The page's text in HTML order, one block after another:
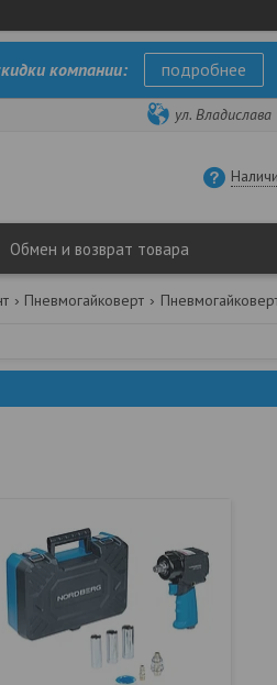
компании: подробнее
ул.
Обмен и возврат товара
Пневмогайковерт